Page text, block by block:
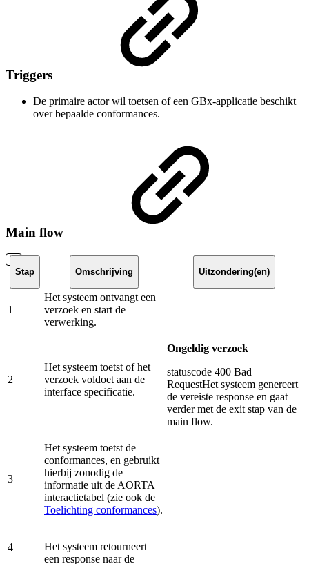
Triggers
De primaire actor wil toetsen of een GBx-applicatie beschikt
over bepaalde conformances.
Main flow
Stap Omschrijving Uitzondering(en)
1
Het systeem ontvangt een
verzoek en start de
verwerking.
2
Het systeem toetst of het
verzoek voldoet aan de
interface specificatie.
Ongeldig verzoek
statuscode 400 Bad
RequestHet systeem genereert
de vereiste response en gaat
verder met de exit stap van de
main flow.
3
Het systeem toetst de
conformances, en gebruikt
hierbij zonodig de
informatie uit de AORTA
interactietabel (zie ook de
Toelichting conformances).
4
Het systeem retourneert
een response naar de